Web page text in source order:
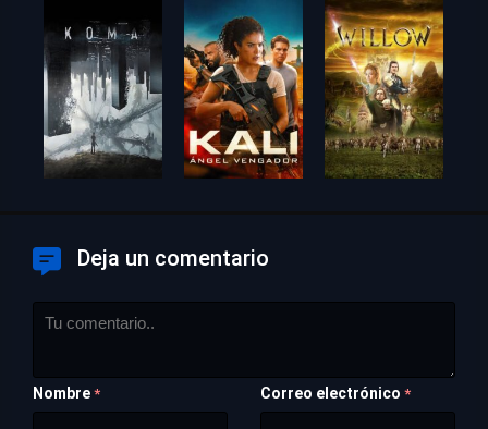
Deja un comentario
Nombre * Correo electrónico *